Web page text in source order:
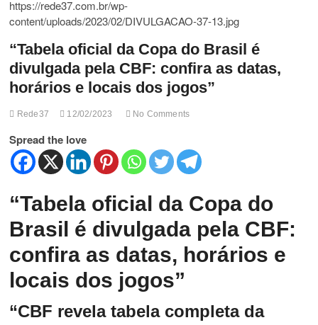
“Tabela oficial da Copa do Brasil é
divulgada pela CBF: confira as datas,
horários e locais dos jogos”
Rede37 12/02/2023 No Comments
Spread the love
“Tabela oficial da Copa do
Brasil é divulgada pela CBF:
confira as datas, horários e
locais dos jogos”
“CBF revela tabela completa da